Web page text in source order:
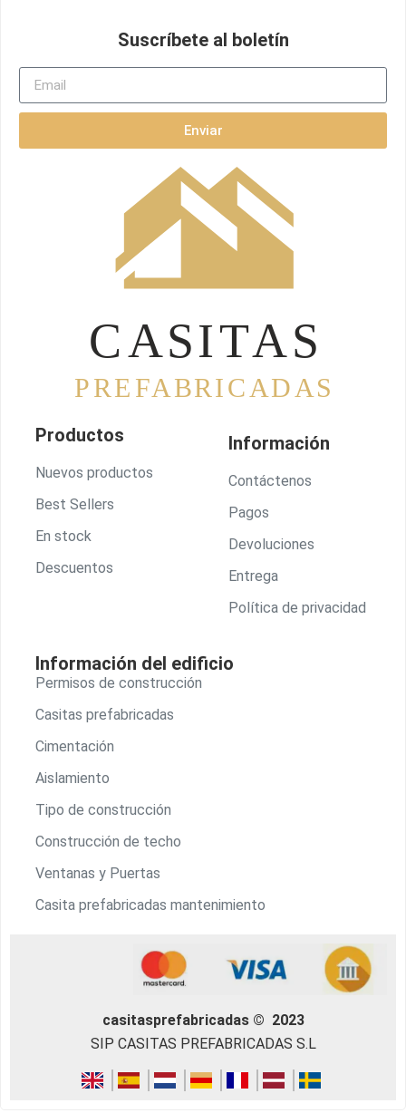
Suscríbete al boletín
Enviar
Productos
Nuevos productos
Best Sellers
En stock
Descuentos
Información
Contáctenos
Pagos
Devoluciones
Entrega
Política de privacidad
Información del edificio
Permisos de construcción
Casitas prefabricadas
Cimentación
Aislamiento
Tipo de construcción
Construcción de techo
Ventanas y Puertas
Casita prefabricadas mantenimiento
casitasprefabricadas © 2023
SIP CASITAS PREFABRICADAS S.L